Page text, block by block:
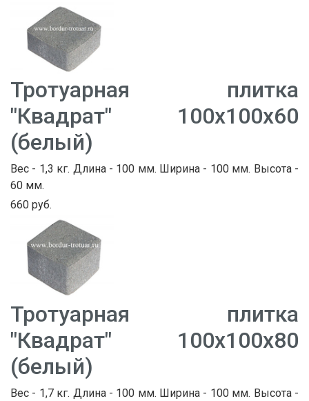
Тротуарная плитка
"Квадрат" 100х100х60
(белый)
Вес - 1,3 кг. Длина - 100 мм. Ширина - 100 мм. Высота -
60 мм.
660 руб.
Тротуарная плитка
"Квадрат" 100х100х80
(белый)
Вес - 1,7 кг. Длина - 100 мм. Ширина - 100 мм. Высота -